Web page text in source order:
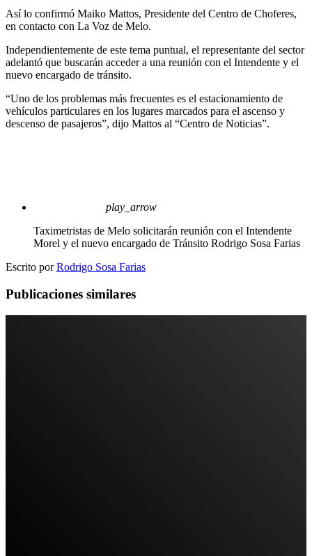
Así lo confirmó Maiko Mattos, Presidente del Centro de Choferes,
en contacto con La Voz de Melo.
Independientemente de este tema puntual, el representante del sector
adelantó que buscarán acceder a una reunión con el Intendente y el
nuevo encargado de tránsito.
“Uno de los problemas más frecuentes es el estacionamiento de
vehículos particulares en los lugares marcados para el ascenso y
descenso de pasajeros”, dijo Mattos al “Centro de Noticias”.
play_arrow
Taximetristas de Melo solicitarán reunión con el Intendente
Morel y el nuevo encargado de Tránsito Rodrigo Sosa Farias
Escrito porRodrigo Sosa Farias
Publicaciones similares